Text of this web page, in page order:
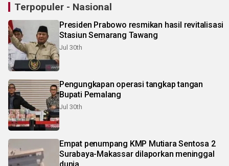
Terpopuler - Nasional
Presiden Prabowo resmikan hasil revitalisasi
Stasiun Semarang Tawang
Jul 30th
Pengungkapan operasi tangkap tangan
Bupati Pemalang
Jul 30th
Empat penumpang KMP Mutiara Sentosa 2
Surabaya-Makassar dilaporkan meninggal